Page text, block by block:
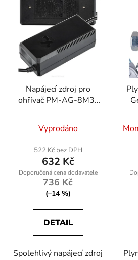
Napájecí zdroj pro
ohřívač PM-AG-8M3-
Vyprodáno
522 Kč bez DPH
632 Kč
736 Kč
(–14 %)
DETAIL
Spolehlivý napájecí zdroj